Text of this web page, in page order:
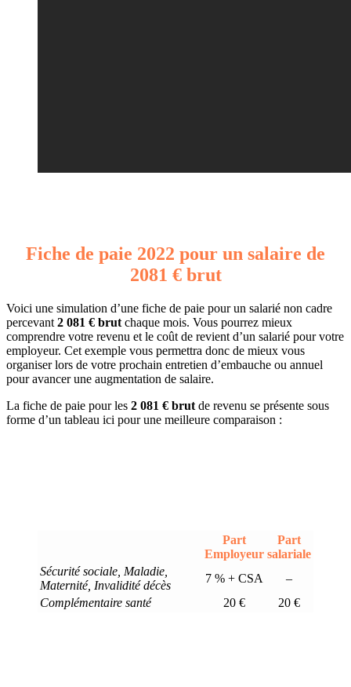
Fiche de paie 2022 pour un salaire de
2081 € brut
Voici une simulation d’une fiche de paie pour un salarié non cadre
percevant 2 081 € brut chaque mois. Vous pourrez mieux
comprendre votre revenu et le coût de revient d’un salarié pour votre
employeur. Cet exemple vous permettra donc de mieux vous
organiser lors de votre prochain entretien d’embauche ou annuel
pour avancer une augmentation de salaire.
La fiche de paie pour les 2 081 € brut de revenu se présente sous
forme d’un tableau ici pour une meilleure comparaison :
Part
Employeur
Part
salariale
Sécurité sociale, Maladie,
Maternité, Invalidité décès
7 % + CSA
–
Complémentaire santé
20 € 20 €